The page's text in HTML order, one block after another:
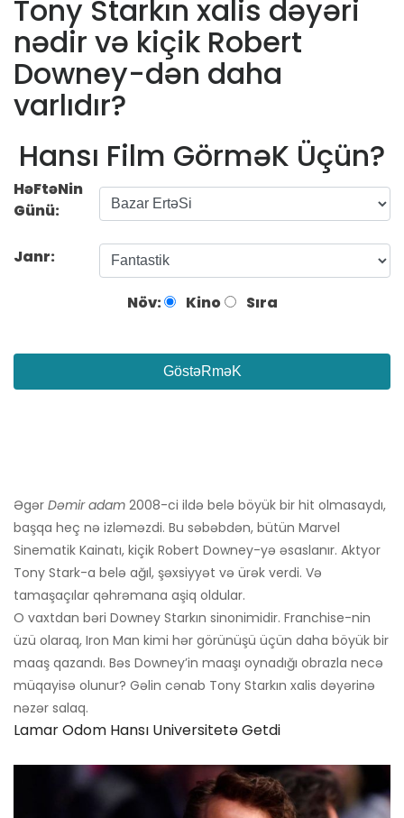
Tony Starkın xalis dəyəri
nədir və kiçik Robert
Downey-dən daha
varlıdır?
Hansı Film GörməK Üçün?
HəFtəNin
Günü:
Janr:
Növ: Kino Sıra
GöstəRməK
Əgər Dəmir adam 2008-ci ildə belə böyük bir hit olmasaydı,
başqa heç nə izləməzdi. Bu səbəbdən, bütün Marvel
Sinematik Kainatı, kiçik Robert Downey-yə əsaslanır. Aktyor
Tony Stark-a belə ağıl, şəxsiyyət və ürək verdi. Və
tamaşaçılar qəhrəmana aşiq oldular.
O vaxtdan bəri Downey Starkın sinonimidir. Franchise-nin
üzü olaraq, Iron Man kimi hər görünüşü üçün daha böyük bir
maaş qazandı. Bəs Downey’in maaşı oynadığı obrazla necə
müqayisə olunur? Gəlin cənab Tony Starkın xalis dəyərinə
nəzər salaq.
Lamar Odom Hansı Universitetə ​​getdi